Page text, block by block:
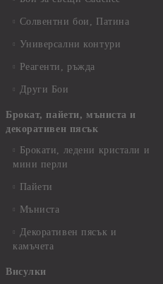
Солвентни бои, Патина
Универсални контури
Реагенти, ръжда
Други Бои
Брокат, пайети, мъниста и
декоративен пясък
Брокати, ледени кристали и
мини перли
Пайети
Мъниста
Декоративен пясък и
камъчета
Висулки